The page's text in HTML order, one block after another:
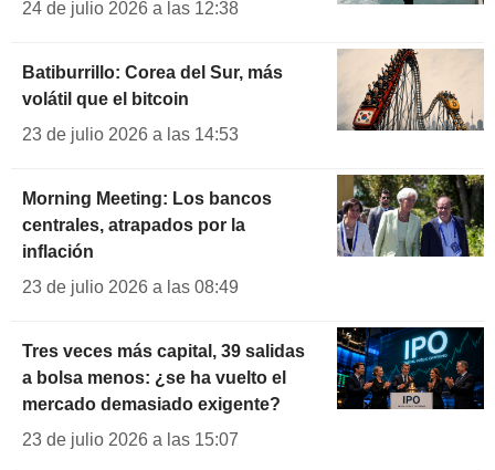
24 de julio 2026 a las 12:38
Batiburrillo: Corea del Sur, más
volátil que el bitcoin
23 de julio 2026 a las 14:53
Morning Meeting: Los bancos
centrales, atrapados por la
inflación
23 de julio 2026 a las 08:49
Tres veces más capital, 39 salidas
a bolsa menos: ¿se ha vuelto el
mercado demasiado exigente?
23 de julio 2026 a las 15:07